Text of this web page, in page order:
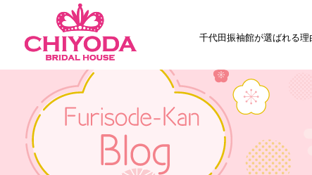
千代田振袖館が選ばれる理